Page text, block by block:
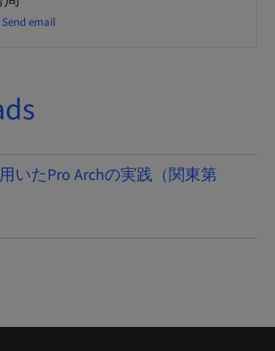
Send email
いたPro Archの実践（関東第